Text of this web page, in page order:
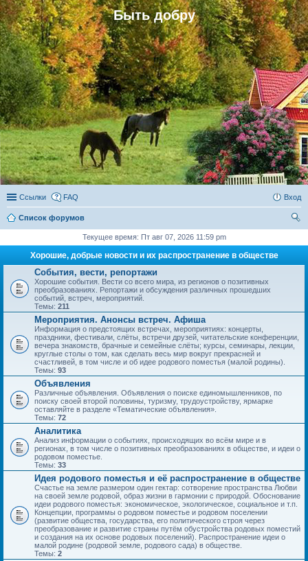
Быть добру
Ссылки FAQ Вход
Список форумов
Текущее время: Пт авг 07, 2026 11:59 pm
Хорошие, добрые новости и их распространение в обществе
События, вести, репортажи
Хорошие события. Вести со всего мира, из регионов о позитивных
преобразованиях. Репортажи и обсуждения различных прошедших
событий, встреч, мероприятий.
Темы: 211
Мероприятия. Анонсы встреч. Афиша
Информация о предстоящих встречах, мероприятиях: концерты,
праздники, фестивали, слёты, встречи друзей, читательские конференции,
вечера знакомств, брачные и семейные слёты; курсы, семинары, лекции,
круглые столы о том, как сделать весь мир вокруг прекрасней и
счастливей, в том числе и об идее родового поместья (малой родины).
Темы: 93
Объявления
Различные объявления. Объявления о поиске единомышленников, по
поиску своей второй половины, туризму, трудоустройству, ярмарке
оставляйте в разделе «Тематические объявления».
Темы: 72
Аналитика
Анализ информации о событиях, происходящих во всём мире и в
регионах, в том числе о позитивных преобразованиях в обществе, и идеи о
родовом поместье.
Темы: 33
Идея родового поместья и её распространение в обществе
Счастье на земле размером один гектар: сотворение пространства Любви
на своей земле родовой, образ жизни в гармонии с природой. Обоснование
идеи родового поместья: экономическое, экологическое, социальное и т.п.
Концепции, программы о родовом поместье и родовом поселении
(развитие общества, государства, его политического строя через
преобразование и развитие страны путём обустройства родовых поместий
и создания на их основе родовых поселений). Распространение идеи о
малой родине (родовой земле, родового сада) в обществе.
Темы: 2